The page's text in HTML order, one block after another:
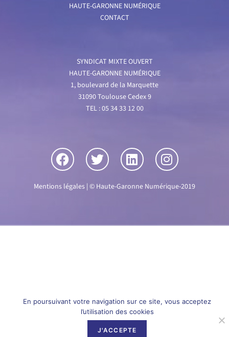
HAUTE-GARONNE NUMÉRIQUE
CONTACT
SYNDICAT MIXTE OUVERT
HAUTE-GARONNE NUMÉRIQUE
1, boulevard de la Marquette
31090 Toulouse Cedex 9
TEL : 05 34 33 12 00
Mentions légales | © Haute-Garonne Numérique-2019
En poursuivant votre navigation sur ce site, vous acceptez
l’utilisation des cookies
J'ACCEPTE